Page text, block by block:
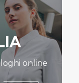
online